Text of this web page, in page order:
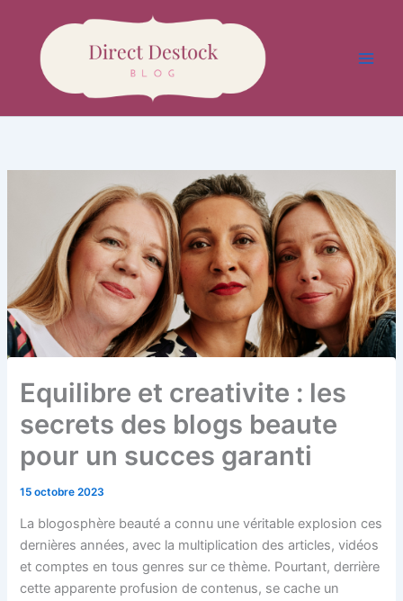
contenu
Equilibre et creativite : les
secrets des blogs beaute
pour un succes garanti
15 octobre 2023
La blogosphère beauté a connu une véritable explosion ces
dernières années, avec la multiplication des articles, vidéos
et comptes en tous genres sur ce thème. Pourtant, derrière
cette apparente profusion de contenus, se cache un